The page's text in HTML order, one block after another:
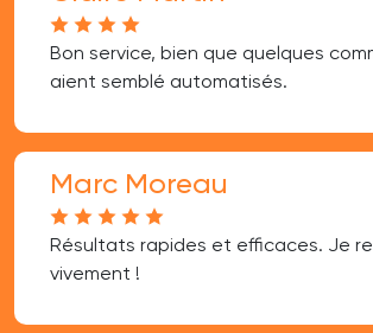
Bon service, bien que quelques
aient semblé automatisés.
Marc Moreau
Résultats rapides et efficaces. Je
vivement !